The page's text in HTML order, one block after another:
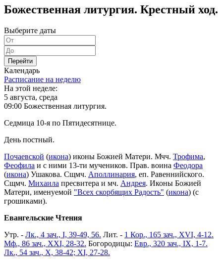
Божественная литургия. Крестный ход.
Выберите даты
Перейти
Календарь
Расписание на неделю
На этой неделе:
5 августа, среда
09:00 Божественная литургия.
Седмица 10-я по Пятидесятнице.
День постный.
Почаевской (икона) иконы Божией Матери. Мчч. Трофима,
Феофила и с ними 13-ти мучеников. Прав. воина Феодора
(икона) Ушакова. Сщмч. Аполлинария, еп. Равеннийского.
Сщмч. Михаила пресвитера и мч. Андрея. Иконы Божией
Матери, именуемой "Всех скорбящих Радость" (икона) (с
грошиками).
Евангельские Чтения
Утр. - Лк., 4 зач., I, 39-49, 56. Лит. - 1 Кор., 165 зач., XVI, 4-12.
Мф., 86 зач., XXI, 28-32. Богородицы: Евр., 320 зач., IX, 1-7.
Лк., 54 зач., X, 38-42; XI, 27-28.